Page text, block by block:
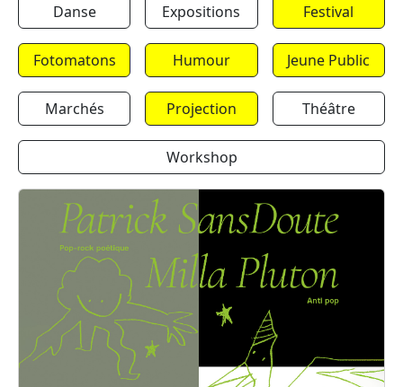
Danse Expositions Festival
Fotomatons Humour Jeune Public
Marchés Projection Théâtre
Workshop